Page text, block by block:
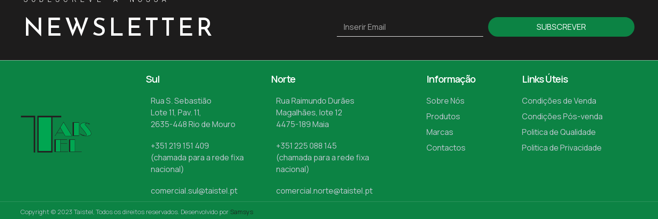
NEWSLETTER SUBSCREVER
Sul
Rua S. Sebastião
Lote 11, Pav. 11,
2635-448 Rio de Mouro
+351 219 151 409
(chamada para a rede fixa
nacional)
comercial.sul@taistel.pt
Norte
Rua Raimundo Durães
Magalhães, lote 12
4475-189 Maia
+351 225 088 145
(chamada para a rede fixa
nacional)
comercial.norte@taistel.pt
Informação
Sobre Nós
Produtos
Marcas
Contactos
Links Úteis
Condições de Venda
Condições Pós-venda
Politica de Qualidade
Politica de Privacidade
Copyright © 2023 Taistel, Todos os direitos reservados. Desenvolvido por Samsys